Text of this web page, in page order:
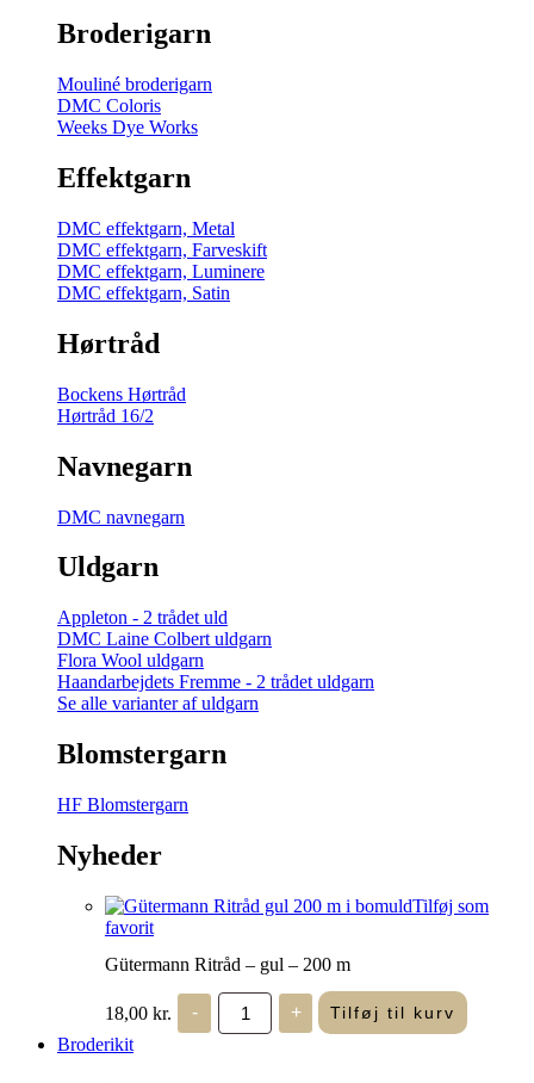
Broderigarn
Mouliné broderigarn
DMC Coloris
Weeks Dye Works
Effektgarn
DMC effektgarn, Metal
DMC effektgarn, Farveskift
DMC effektgarn, Luminere
DMC effektgarn, Satin
Hørtråd
Bockens Hørtråd
Hørtråd 16/2
Navnegarn
DMC navnegarn
Uldgarn
Appleton - 2 trådet uld
DMC Laine Colbert uldgarn
Flora Wool uldgarn
Haandarbejdets Fremme - 2 trådet uldgarn
Se alle varianter af uldgarn
Blomstergarn
HF Blomstergarn
Nyheder
Tilføj som
favorit
Gütermann Ritråd – gul – 200 m
18,00 kr. -
Gütermann
Ritråd
-
+ Tilføj til kurv
Broderikit